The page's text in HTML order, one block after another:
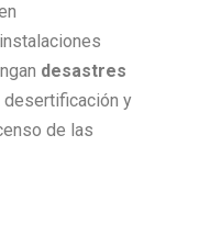
desastres
y
de las